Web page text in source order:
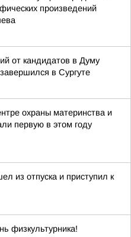
произведений
от кандидатов в Думу
в Сургуте
охраны материнства и
первую в этом году
из отпуска и приступил к
физкультурника!